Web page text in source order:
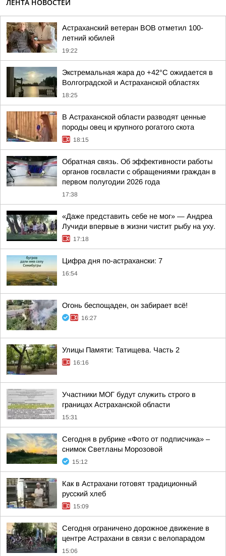
ЛЕНТА НОВОСТЕЙ
Астраханский ветеран ВОВ отметил 100-
летний юбилей
19:22
Экстремальная жара до +42°C ожидается в
Волгоградской и Астраханской областях
18:25
В Астраханской области разводят ценные
породы овец и крупного рогатого скота
18:15
Обратная связь. Об эффективности работы
органов госвласти с обращениями граждан в
первом полугодии 2026 года
17:38
«Даже представить себе не мог» — Андреа
Лучиди впервые в жизни чистит рыбу на уху.
17:18
Цифра дня по-астрахански: 7
16:54
Огонь беспощаден, он забирает всё!
16:27
Улицы Памяти: Татищева. Часть 2
16:16
Участники МОГ будут служить строго в
границах Астраханской области
15:31
Сегодня в рубрике «Фото от подписчика» –
снимок Светланы Морозовой
15:12
Как в Астрахани готовят традиционный
русский хлеб
15:09
Сегодня ограничено дорожное движение в
центре Астрахани в связи с велопарадом
15:06